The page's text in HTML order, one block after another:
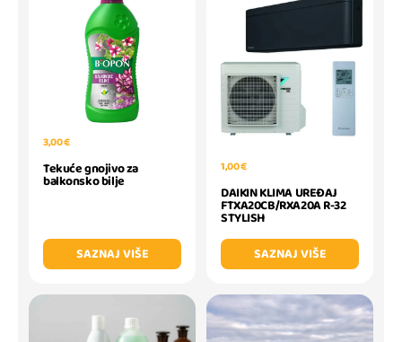
3,00 €
Tekuće gnojivo za
balkonsko bilje
SAZNAJ VIŠE
1,00 €
DAIKIN KLIMA UREĐAJ
FTXA20CB/RXA20A R-32
STYLISH
SAZNAJ VIŠE